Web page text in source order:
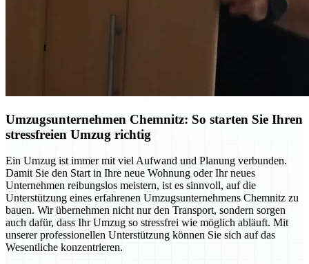
Umzugsunternehmen Chemnitz: So starten Sie Ihren
stressfreien Umzug richtig
Ein Umzug ist immer mit viel Aufwand und Planung verbunden.
Damit Sie den Start in Ihre neue Wohnung oder Ihr neues
Unternehmen reibungslos meistern, ist es sinnvoll, auf die
Unterstützung eines erfahrenen Umzugsunternehmens Chemnitz zu
bauen. Wir übernehmen nicht nur den Transport, sondern sorgen
auch dafür, dass Ihr Umzug so stressfrei wie möglich abläuft. Mit
unserer professionellen Unterstützung können Sie sich auf das
Wesentliche konzentrieren.